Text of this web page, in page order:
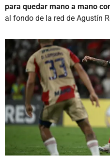
para quedar mano a mano
al fondo de la red de Agustín